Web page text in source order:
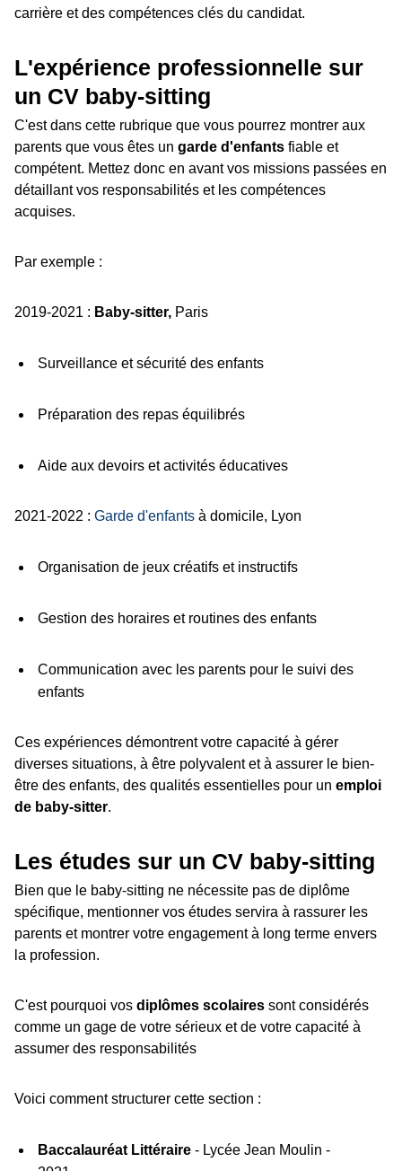
carrière et des compétences clés du candidat.
L'expérience professionnelle sur
un CV baby-sitting
C'est dans cette rubrique que vous pourrez montrer aux
parents que vous êtes un garde d'enfants fiable et
compétent. Mettez donc en avant vos missions passées en
détaillant vos responsabilités et les compétences
acquises.
Par exemple :
2019-2021 : Baby-sitter, Paris
Surveillance et sécurité des enfants
Préparation des repas équilibrés
Aide aux devoirs et activités éducatives
2021-2022 : Garde d'enfants à domicile, Lyon
Organisation de jeux créatifs et instructifs
Gestion des horaires et routines des enfants
Communication avec les parents pour le suivi des
enfants
Ces expériences démontrent votre capacité à gérer
diverses situations, à être polyvalent et à assurer le bien-
être des enfants, des qualités essentielles pour un emploi
de baby-sitter.
Les études sur un CV baby-sitting
Bien que le baby-sitting ne nécessite pas de diplôme
spécifique, mentionner vos études servira à rassurer les
parents et montrer votre engagement à long terme envers
la profession.
C'est pourquoi vos diplômes scolaires sont considérés
comme un gage de votre sérieux et de votre capacité à
assumer des responsabilités
Voici comment structurer cette section :
Baccalauréat Littéraire- Lycée Jean Moulin -